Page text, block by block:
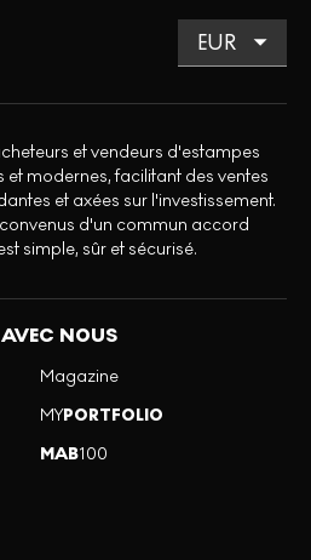
et vendeurs d'estampes
modernes, facilitant des ventes
et axées sur l'investissement.
d'un commun accord
simple, sûr et sécurisé.
NOUS
Magazine
MYPORTFOLIO
MAB100